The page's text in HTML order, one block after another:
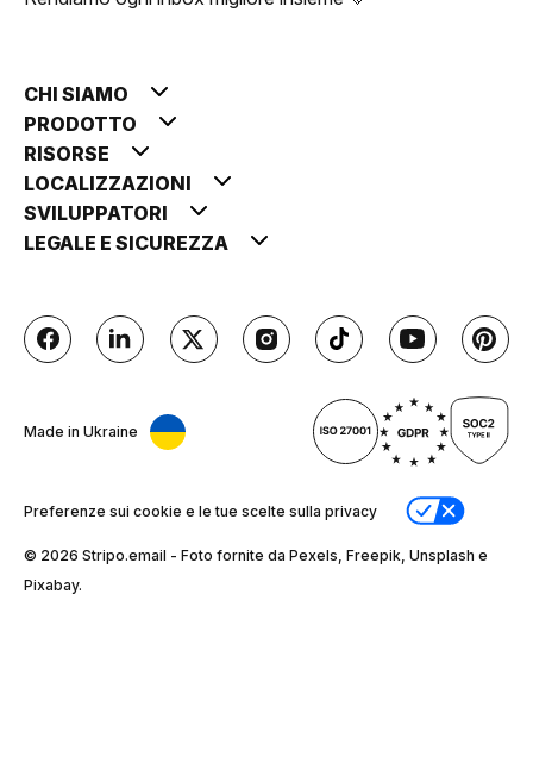
CHI SIAMO
PRODOTTO
RISORSE
LOCALIZZAZIONI
SVILUPPATORI
LEGALE E SICUREZZA
Made in Ukraine
Preferenze sui cookie e le tue scelte sulla privacy
© 2026 Stripо.email - Foto fornite da Pexels, Freepik, Unsplash e
Pixabay.